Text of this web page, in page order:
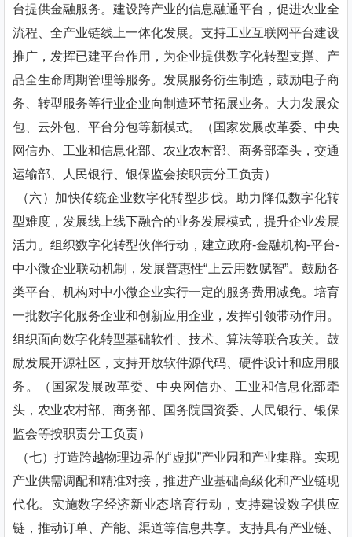
台提供金融服务。建设跨产业的信息融通平台，促进农业全
流程、全产业链线上一体化发展。支持工业互联网平台建设
推广，发挥已建平台作用，为企业提供数字化转型支撑、产
品全生命周期管理等服务。发展服务衍生制造，鼓励电子商
务、转型服务等行业企业向制造环节拓展业务。大力发展众
包、云外包、平台分包等新模式。（国家发展改革委、中央
网信办、工业和信息化部、农业农村部、商务部牵头，交通
运输部、人民银行、银保监会按职责分工负责）
（六）加快传统企业数字化转型步伐。助力降低数字化转
型难度，发展线上线下融合的业务发展模式，提升企业发展
活力。组织数字化转型伙伴行动，建立政府-金融机构-平台-
中小微企业联动机制，发展普惠性“上云用数赋智”。鼓励各
类平台、机构对中小微企业实行一定的服务费用减免。培育
一批数字化服务企业和创新应用企业，发挥引领带动作用。
组织面向数字化转型基础软件、技术、算法等联合攻关。鼓
励发展开源社区，支持开放软件源代码、硬件设计和应用服
务。（国家发展改革委、中央网信办、工业和信息化部牵
头，农业农村部、商务部、国务院国资委、人民银行、银保
监会等按职责分工负责）
（七）打造跨越物理边界的“虚拟”产业园和产业集群。实现
产业供需调配和精准对接，推进产业基础高级化和产业链现
代化。实施数字经济新业态培育行动，支持建设数字供应
链，推动订单、产能、渠道等信息共享。支持具有产业链、